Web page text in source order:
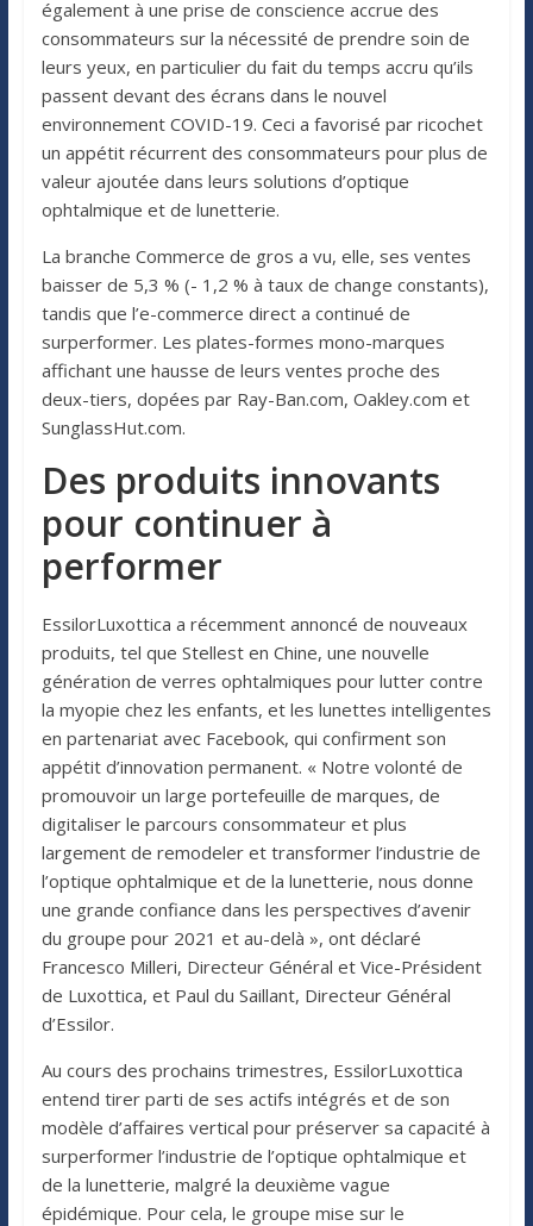
également à une prise de conscience accrue des
consommateurs sur la nécessité de prendre soin de
leurs yeux, en particulier du fait du temps accru qu’ils
passent devant des écrans dans le nouvel
environnement COVID-19. Ceci a favorisé par ricochet
un appétit récurrent des consommateurs pour plus de
valeur ajoutée dans leurs solutions d’optique
ophtalmique et de lunetterie.
La branche Commerce de gros a vu, elle, ses ventes
baisser de 5,3 % (- 1,2 % à taux de change constants),
tandis que l’e-commerce direct a continué de
surperformer. Les plates-formes mono-marques
affichant une hausse de leurs ventes proche des
deux-tiers, dopées par Ray-Ban.com, Oakley.com et
SunglassHut.com.
Des produits innovants
pour continuer à
performer
EssilorLuxottica a récemment annoncé de nouveaux
produits, tel que Stellest en Chine, une nouvelle
génération de verres ophtalmiques pour lutter contre
la myopie chez les enfants, et les lunettes intelligentes
en partenariat avec Facebook, qui confirment son
appétit d’innovation permanent. « Notre volonté de
promouvoir un large portefeuille de marques, de
digitaliser le parcours consommateur et plus
largement de remodeler et transformer l’industrie de
l’optique ophtalmique et de la lunetterie, nous donne
une grande confiance dans les perspectives d’avenir
du groupe pour 2021 et au-delà », ont déclaré
Francesco Milleri, Directeur Général et Vice-Président
de Luxottica, et Paul du Saillant, Directeur Général
d’Essilor.
Au cours des prochains trimestres, EssilorLuxottica
entend tirer parti de ses actifs intégrés et de son
modèle d’affaires vertical pour préserver sa capacité à
surperformer l’industrie de l’optique ophtalmique et
de la lunetterie, malgré la deuxième vague
épidémique. Pour cela, le groupe mise sur le